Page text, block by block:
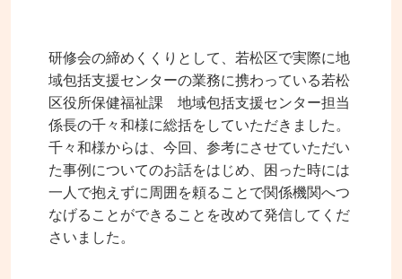
研修会の締めくくりとして、若松区で実際に地
域包括支援センターの業務に携わっている若松
区役所保健福祉課 地域包括支援センター担当
係長の千々和様に総括をしていただきました。
千々和様からは、今回、参考にさせていただい
た事例についてのお話をはじめ、困った時には
一人で抱えずに周囲を頼ることで関係機関へつ
なげることができることを改めて発信してくだ
さいました。